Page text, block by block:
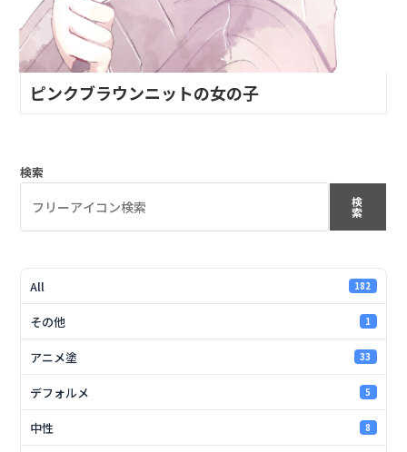
ピンクブラウンニットの女の子
検索
検
索
All 182
その他 1
アニメ塗 33
デフォルメ 5
中性 8